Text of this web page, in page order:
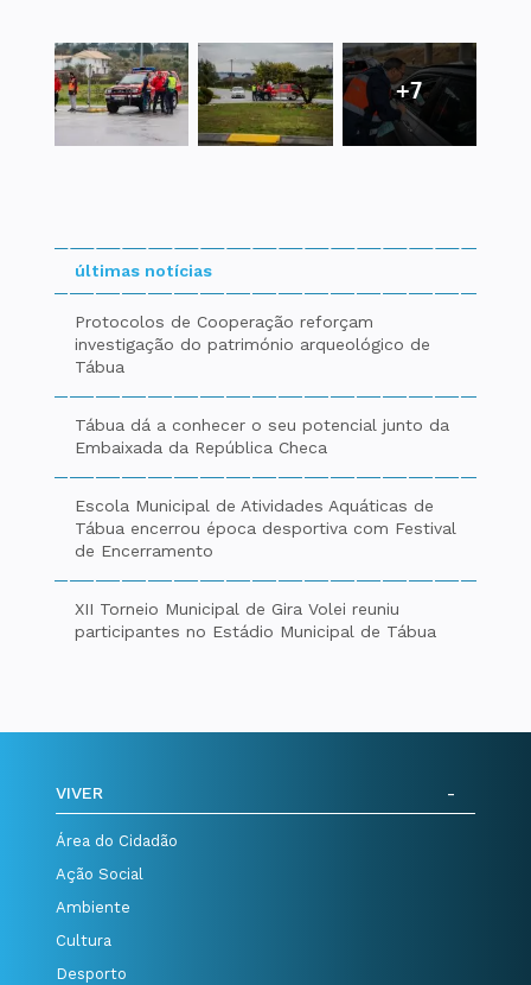
+7
últimas notícias
Protocolos de Cooperação reforçam
investigação do património arqueológico de
Tábua
Tábua dá a conhecer o seu potencial junto da
Embaixada da República Checa
Escola Municipal de Atividades Aquáticas de
Tábua encerrou época desportiva com Festival
de Encerramento
XII Torneio Municipal de Gira Volei reuniu
participantes no Estádio Municipal de Tábua
VIVER
Área do Cidadão
Ação Social
Ambiente
Cultura
Desporto